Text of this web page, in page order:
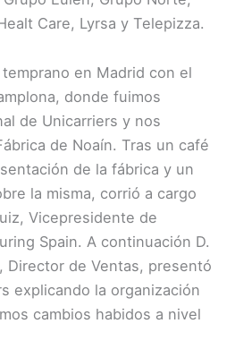
Care, Lyrsa y Telepizza.
en Madrid con el
donde fuimos
de Unicarriers y nos
de Noaín. Tras un café
de la fábrica y un
la misma, corrió a cargo
Vicepresidente de
Spain. A continuación D.
Director de Ventas, presentó
explicando la organización
cambios habidos a nivel